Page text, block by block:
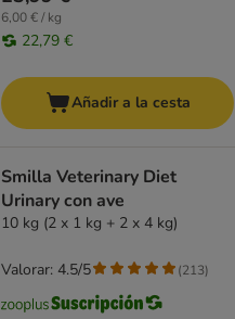
6,00 € / kg
22,79 €
Añadir a la cesta
Smilla Veterinary Diet
Urinary con ave
10 kg (2 x 1 kg + 2 x 4 kg)
Valorar: 4.5/5 (213)